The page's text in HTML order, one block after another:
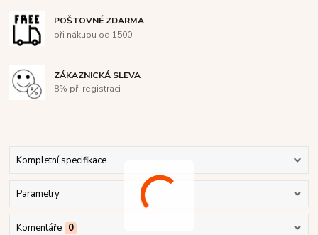
POŠTOVNÉ ZDARMA
při nákupu od 1500,-
ZÁKAZNICKÁ SLEVA
8% při registraci
Kompletní specifikace
Parametry
Komentáře 0